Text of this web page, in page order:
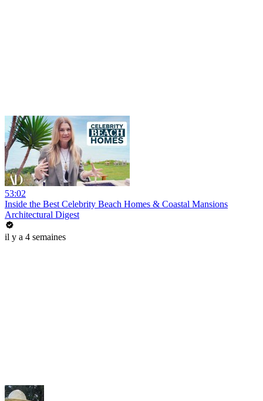
53:02
Inside the Best Celebrity Beach Homes & Coastal Mansions
Architectural Digest
il y a 4 semaines